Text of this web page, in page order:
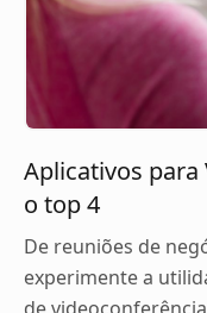
Aplicativos para
o top 4
De reuniões de
experimente a